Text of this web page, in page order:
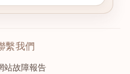
繫我們
站故障報告